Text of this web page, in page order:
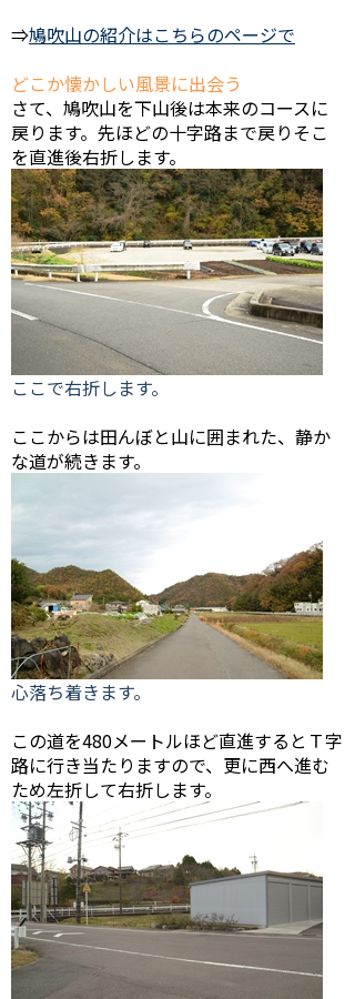
⇒鳩吹山の紹介はこちらのページで
どこか懐かしい風景に出会う
さて、鳩吹山を下山後は本来のコースに
戻ります。先ほどの十字路まで戻りそこ
を直進後右折します。
ここで右折します。
ここからは田んぼと山に囲まれた、静か
な道が続きます。
心落ち着きます。
この道を480メートルほど直進するとＴ字
路に行き当たりますので、更に西へ進む
ため左折して右折します。